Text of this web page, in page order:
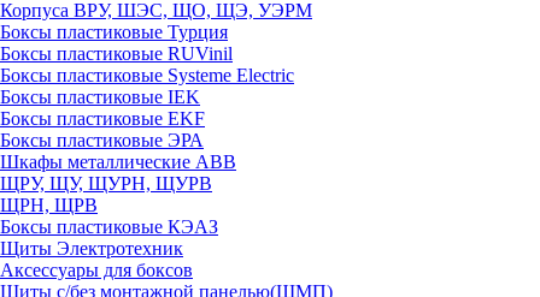
Корпуса ВРУ, ШЭС, ЩО, ЩЭ, УЭРМ
Боксы пластиковые Турция
Боксы пластиковые RUVinil
Боксы пластиковые Systeme Electric
Боксы пластиковые IEK
Боксы пластиковые EKF
Боксы пластиковые ЭРА
Шкафы металлические ABB
ЩРУ, ЩУ, ЩУРН, ЩУРВ
ЩРН, ЩРВ
Боксы пластиковые КЭАЗ
Щиты Электротехник
Аксессуары для боксов
Щиты с/без монтажной панелью(ЩМП)